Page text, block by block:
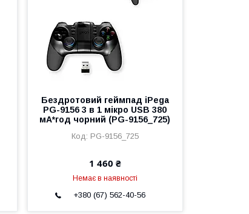
Бездротовий геймпад iPega
PG-9156 3 в 1 мікро USB 380
мА*год чорний (PG-9156_725)
PG-9156_725
1 460 ₴
Немає в наявності
+380 (67) 562-40-56